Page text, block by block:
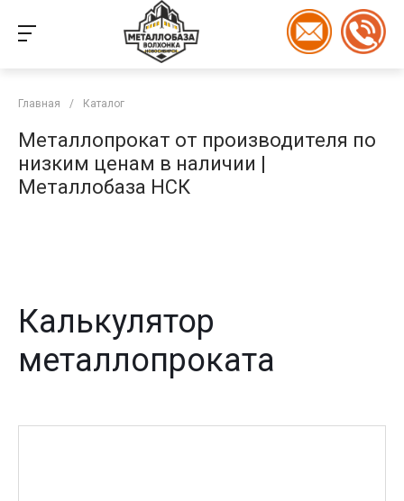
Главная / Каталог
Металлопрокат от производителя по
низким ценам в наличии |
Металлобаза НСК
Калькулятор
металлопроката